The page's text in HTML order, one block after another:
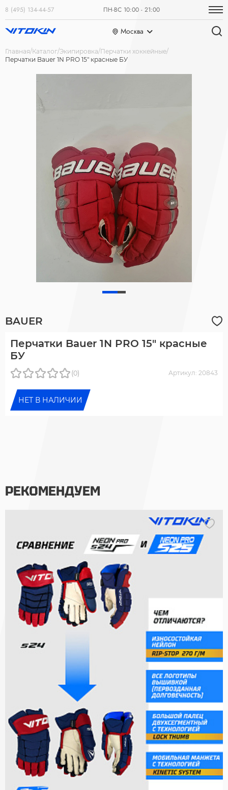
8 (495) 134-44-57 ПН-ВС 10:00 - 21:00
Москва
Главная Каталог Экипировка Перчатки хоккейные
Перчатки Bauer 1N PRO 15" красные БУ
BAUER
Перчатки Bauer 1N PRO 15" красные
БУ
(0) Артикул: 20843
НЕТ В НАЛИЧИИ
РЕКОМЕНДУЕМ